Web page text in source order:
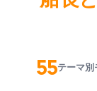
55テーマ